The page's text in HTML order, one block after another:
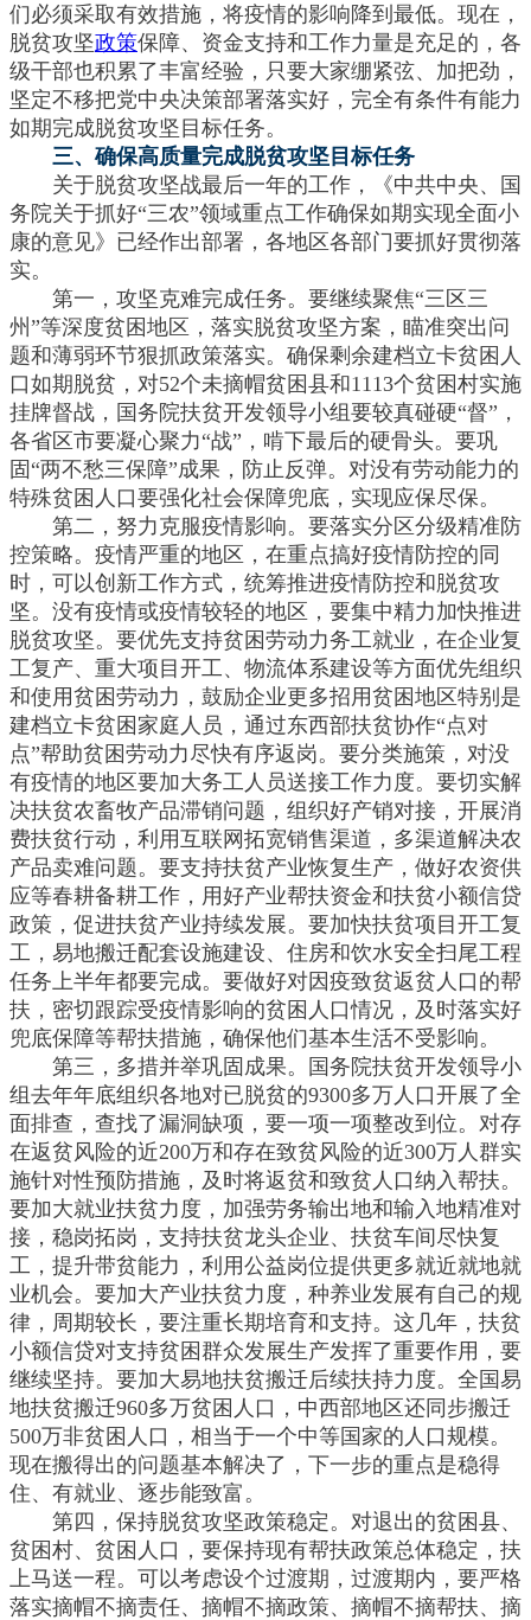
们必须采取有效措施，将疫情的影响降到最低。现在，
脱贫攻坚政策保障、资金支持和工作力量是充足的，各
级干部也积累了丰富经验，只要大家绷紧弦、加把劲，
坚定不移把党中央决策部署落实好，完全有条件有能力
如期完成脱贫攻坚目标任务。
三、确保高质量完成脱贫攻坚目标任务
关于脱贫攻坚战最后一年的工作，《中共中央、国
务院关于抓好“三农”领域重点工作确保如期实现全面小
康的意见》已经作出部署，各地区各部门要抓好贯彻落
实。
第一，攻坚克难完成任务。要继续聚焦“三区三
州”等深度贫困地区，落实脱贫攻坚方案，瞄准突出问
题和薄弱环节狠抓政策落实。确保剩余建档立卡贫困人
口如期脱贫，对52个未摘帽贫困县和1113个贫困村实施
挂牌督战，国务院扶贫开发领导小组要较真碰硬“督”，
各省区市要凝心聚力“战”，啃下最后的硬骨头。要巩
固“两不愁三保障”成果，防止反弹。对没有劳动能力的
特殊贫困人口要强化社会保障兜底，实现应保尽保。
第二，努力克服疫情影响。要落实分区分级精准防
控策略。疫情严重的地区，在重点搞好疫情防控的同
时，可以创新工作方式，统筹推进疫情防控和脱贫攻
坚。没有疫情或疫情较轻的地区，要集中精力加快推进
脱贫攻坚。要优先支持贫困劳动力务工就业，在企业复
工复产、重大项目开工、物流体系建设等方面优先组织
和使用贫困劳动力，鼓励企业更多招用贫困地区特别是
建档立卡贫困家庭人员，通过东西部扶贫协作“点对
点”帮助贫困劳动力尽快有序返岗。要分类施策，对没
有疫情的地区要加大务工人员送接工作力度。要切实解
决扶贫农畜牧产品滞销问题，组织好产销对接，开展消
费扶贫行动，利用互联网拓宽销售渠道，多渠道解决农
产品卖难问题。要支持扶贫产业恢复生产，做好农资供
应等春耕备耕工作，用好产业帮扶资金和扶贫小额信贷
政策，促进扶贫产业持续发展。要加快扶贫项目开工复
工，易地搬迁配套设施建设、住房和饮水安全扫尾工程
任务上半年都要完成。要做好对因疫致贫返贫人口的帮
扶，密切跟踪受疫情影响的贫困人口情况，及时落实好
兜底保障等帮扶措施，确保他们基本生活不受影响。
第三，多措并举巩固成果。国务院扶贫开发领导小
组去年年底组织各地对已脱贫的9300多万人口开展了全
面排查，查找了漏洞缺项，要一项一项整改到位。对存
在返贫风险的近200万和存在致贫风险的近300万人群实
施针对性预防措施，及时将返贫和致贫人口纳入帮扶。
要加大就业扶贫力度，加强劳务输出地和输入地精准对
接，稳岗拓岗，支持扶贫龙头企业、扶贫车间尽快复
工，提升带贫能力，利用公益岗位提供更多就近就地就
业机会。要加大产业扶贫力度，种养业发展有自己的规
律，周期较长，要注重长期培育和支持。这几年，扶贫
小额信贷对支持贫困群众发展生产发挥了重要作用，要
继续坚持。要加大易地扶贫搬迁后续扶持力度。全国易
地扶贫搬迁960多万贫困人口，中西部地区还同步搬迁
500万非贫困人口，相当于一个中等国家的人口规模。
现在搬得出的问题基本解决了，下一步的重点是稳得
住、有就业、逐步能致富。
第四，保持脱贫攻坚政策稳定。对退出的贫困县、
贫困村、贫困人口，要保持现有帮扶政策总体稳定，扶
上马送一程。可以考虑设个过渡期，过渡期内，要严格
落实摘帽不摘责任、摘帽不摘政策、摘帽不摘帮扶、摘